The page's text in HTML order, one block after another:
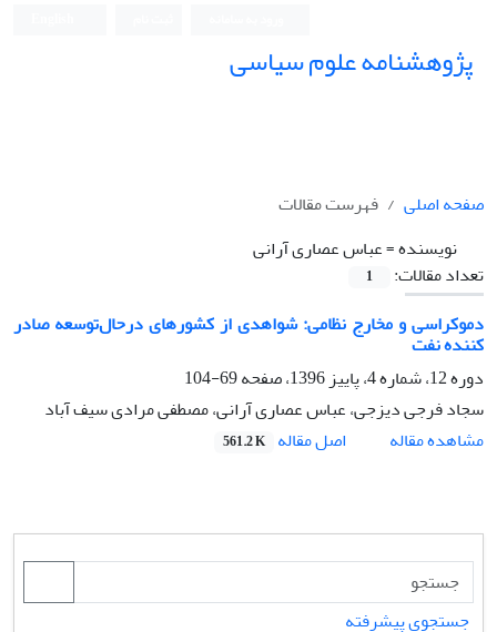
پژوهشنامه علوم سیاسی
صفحه اصلی
فهرست مقالات
نویسنده =عباس عصاری آرانی
تعداد مقالات:
1
دموکراسی و مخارج نظامی: شواهدی از کشورهای درحال‌توسعه صادر
کننده نفت
دوره 12، شماره 4، پاییز 1396، صفحه
69-104
سجاد فرجی دیزجی، عباس عصاری آرانی، مصطفی مرادی سیف آباد
مشاهده مقاله
اصل مقاله 561.2 K
جستجوی پیشرفته